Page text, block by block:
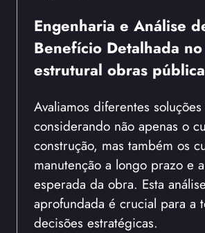
Engenharia e Análise
Benefício Detalhada
estrutural obras
Avaliamos diferentes
considerando não apenas o
construção, mas também os
manutenção a longo prazo e
esperada da obra. Esta análise
aprofundada é crucial para a
decisões estratégicas.